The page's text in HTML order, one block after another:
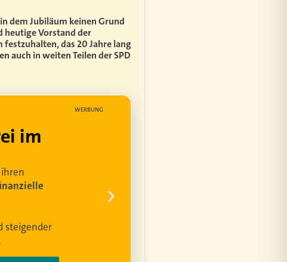
dem Jubiläum keinen Grund
heutige Vorstand der
festzuhalten, das 20 Jahre lang
auch in weiten Teilen der SPD
WERBUNG